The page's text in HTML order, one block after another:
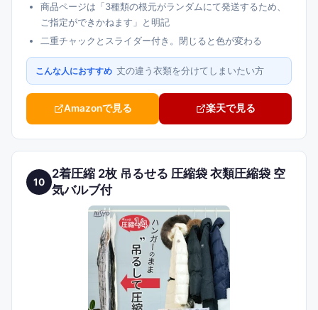
商品ページは「3種類の根元がランダムにて発送するため、
ご指定ができかねます」と明記
二重チャックとスライダー付き。閉じると色が変わる
こんな人におすすめ 丈の違う衣類を分けてしまいたい方
Amazonで見る 楽天で見る
10
2着圧縮 2枚 吊るせる 圧縮袋 衣類圧縮袋 空
気バルブ付